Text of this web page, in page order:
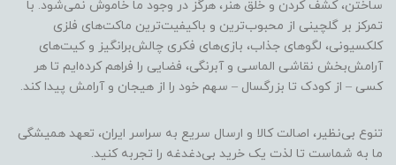
ساختن، کشف کردن و خلق هنر، هرگز در وجود ما خاموش نمی‌شود. با
تمرکز بر گلچینی از محبوب‌ترین و باکیفیت‌ترین ماکت‌های فلزی
کلکسیونی، لگوهای جذاب، بازی‌های فکری چالش‌برانگیز و کیت‌های
آرامش‌بخش نقاشی الماسی و آبرنگی، فضایی را فراهم کرده‌ایم تا هر
کسی – از کودک تا بزرگسال – سهم خود را از هیجان و آرامش پیدا کند.
تنوع بی‌نظیر، اصالت کالا و ارسال سریع به سراسر ایران، تعهد همیشگی
ما به شماست تا لذت یک خرید بی‌دغدغه را تجربه کنید.